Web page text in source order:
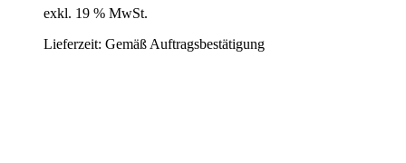
exkl. 19 % MwSt.
Lieferzeit: Gemäß Auftragsbestätigung